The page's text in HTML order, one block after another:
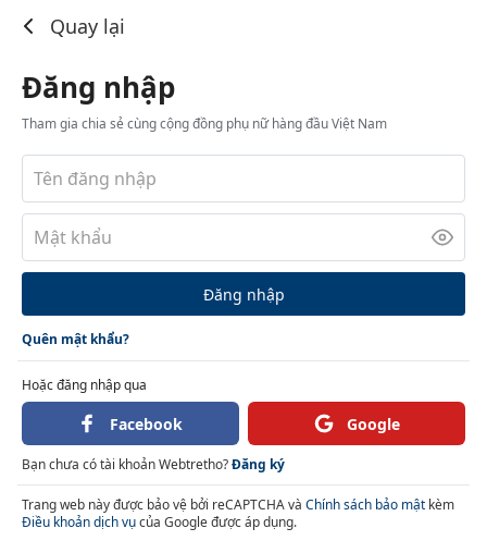
Quay lại
Đăng nhập
Tham gia chia sẻ cùng cộng đồng phụ nữ hàng đầu Việt Nam
Đăng nhập
Quên mật khẩu?
Hoặc đăng nhập qua
Facebook Google
Bạn chưa có tài khoản Webtretho?Đăng ký
Trang web này được bảo vệ bởi reCAPTCHA và Chính sách bảo mật kèm
Điều khoản dịch vụcủa Google được áp dụng.